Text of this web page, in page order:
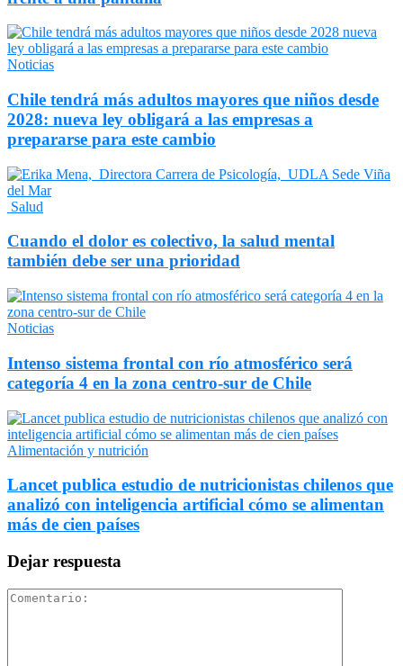
Noticias
Chile tendrá más adultos mayores que niños desde
2028: nueva ley obligará a las empresas a
prepararse para este cambio
Salud
Cuando el dolor es colectivo, la salud mental
también debe ser una prioridad
Noticias
Intenso sistema frontal con río atmosférico será
categoría 4 en la zona centro-sur de Chile
Alimentación y nutrición
Lancet publica estudio de nutricionistas chilenos que
analizó con inteligencia artificial cómo se alimentan
más de cien países
Dejar respuesta